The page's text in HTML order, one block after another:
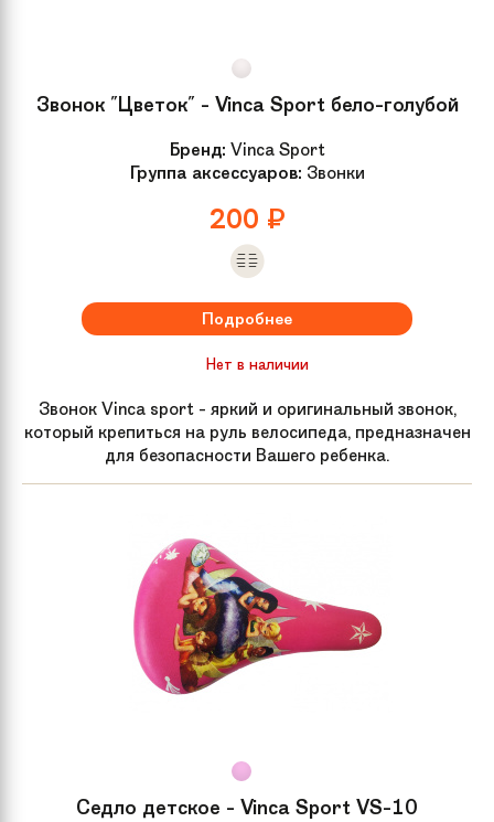
Звонок "Цветок" - Vinca Sport бело-голубой
Бренд: Vinca Sport
Группа аксессуаров: Звонки
200 ₽
Подробнее
Нет в наличии
Звонок Vinca sport - яркий и оригинальный звонок,
который крепиться на руль велосипеда, предназначен
для безопасности Вашего ребенка.
Седло детское - Vinca Sport VS-10